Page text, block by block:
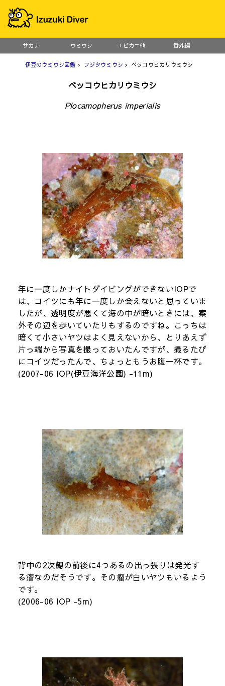
サカナ ウミウシ エビカニ他 番外編
伊豆のウミウシ図鑑 > フジタウミウシ > ベッコウヒカリウミウシ
ベッコウヒカリウミウシ
Plocamopherus imperialis
年に一度しかナイトダイビングができないIOPで
は、コイツにも年に一度しか会えないと思っていま
したが、透明度が悪くて海の中が暗いときには、案
外その辺を歩いていたりもするのですね。こっちは
暗くて小さいヤツはよく見えないから、とりあえず
片っ端から写真を撮っておいたんですが、撮るたび
にコイツだったんで、ちょっともうお腹一杯です。
(2007-06 IOP(伊豆海洋公園) -11m)
背中の2次鰓の前後に4つあるの出っ張りは発光す
る瘤なのだそうです。その瘤が白いヤツもいるよう
です。
(2006-06 IOP -5m)